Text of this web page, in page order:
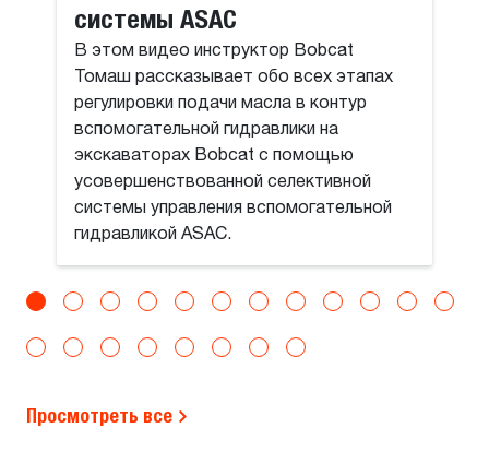
системы ASAC
В этом видео инструктор Bobcat
Томаш рассказывает обо всех этапах
регулировки подачи масла в контур
вспомогательной гидравлики на
экскаваторах Bobcat с помощью
усовершенствованной селективной
системы управления вспомогательной
гидравликой ASAC.
Просмотреть все